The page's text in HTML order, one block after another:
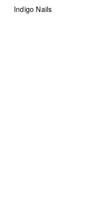
Indigo Nails